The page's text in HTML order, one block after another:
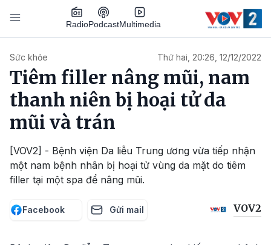
Nhảy đến nội dung
RadioPodcastMultimedia
Sức khỏe Thứ hai, 20:26, 12/12/2022
Tiêm filler nâng mũi, nam
thanh niên bị hoại tử da
mũi và trán
[VOV2] - Bệnh viện Da liễu Trung ương vừa tiếp nhận
một nam bệnh nhân bị hoại tử vùng da mặt do tiêm
filler tại một spa để nâng mũi.
Facebook Gửi mail VOV2